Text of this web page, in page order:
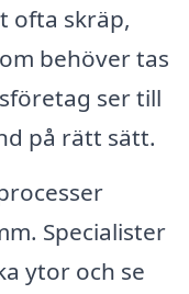
ofta skräp,
behöver tas
ser till
på rätt sätt.
Specialister
ytor och se